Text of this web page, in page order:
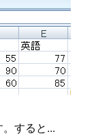
すると...